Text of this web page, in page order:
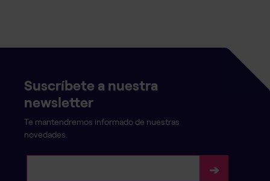
Suscríbete a nuestra
newsletter
Te mantendremos informado de nuestras
novedades.